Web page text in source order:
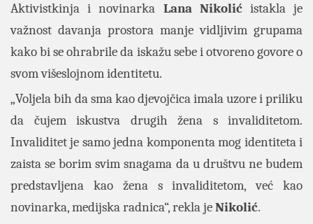
Aktivistkinja i novinarka Lana Nikolićistakla je
važnost davanja prostora manje vidljivim grupama
kako bi se ohrabrile da iskažu sebe i otvoreno govore o
svom višeslojnom identitetu.
„Voljela bih da sma kao djevojčica imala uzore i priliku
da čujem iskustva drugih žena s invaliditetom.
Invaliditet je samo jedna komponenta mog identiteta i
zaista se borim svim snagama da u društvu ne budem
predstavljena kao žena s invaliditetom, već kao
novinarka, medijska radnica“, rekla jeNikolić.